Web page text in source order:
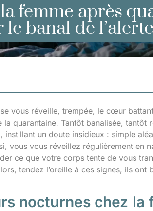
femme après
banal de l’alerte
vous réveille, trempée, le cœur
quarantaine. Tantôt banalisée, tantôt
instillant un doute insidieux : simple
vous vous réveillez régulièrement en
ce que votre corps tente de vous
tendez l’oreille à ces signes, ils ont
nocturnes chez la